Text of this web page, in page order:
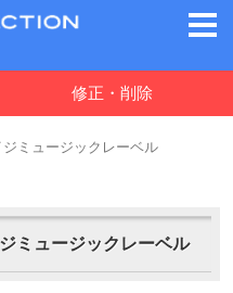
修正・削除
ミュージックレーベル